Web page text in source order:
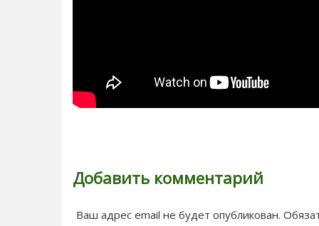
Добавить комментарий
Ваш адрес email не будет опубликован.